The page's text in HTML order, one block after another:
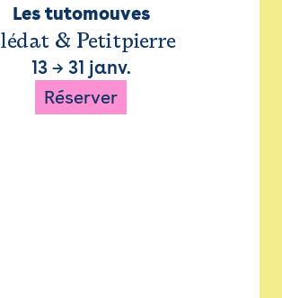
Les tutomouves
& Petitpierre
13→ 31 janv.
Réserver